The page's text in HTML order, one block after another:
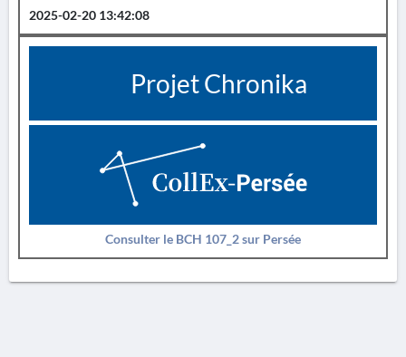
2025-02-20 13:42:08
Projet Chronika
Consulter le BCH 107_2 sur Persée